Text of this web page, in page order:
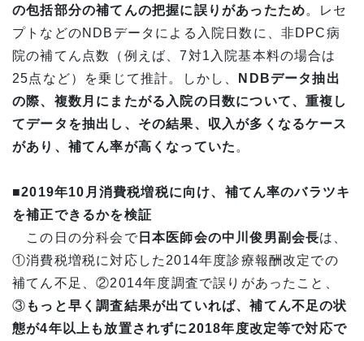
の包括部分の補てんの把握に誤りがあったため。レセ
プトなどのNDBデータによる入院日数に、非DPC病
院の補てん点数（例えば、7対1入院基本料の場合は
25点など）を乗じて推計。しかし、
NDBデータ抽出
の際、複数月にまたがる入院の日数について、重複し
てデータを抽出し、その結果、収入が多くなるケース
があり、補てん率が高くなっていた 。
■2019年10月消費税増税に向け、補てん率のバラツキ
を補正できるかを検証
この日の分科会で 日本医師会の中川俊男副会長は、
①消費税増税に対応した2014年度診療報酬改定での
補てん不足、②2014年度調査で誤りがあったこと、
③ もっと早く調査結果が出ていれば、補てん不足の状
態が4年以上も放置されずに2018年度改定等で対応で